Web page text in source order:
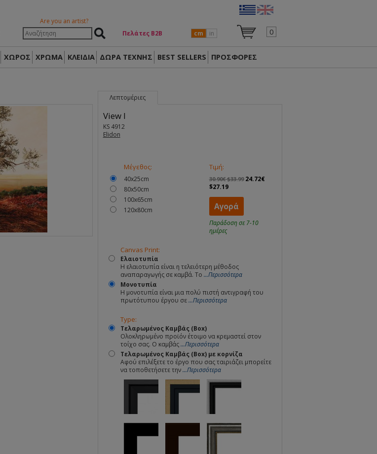
Are you an artist?
Πελάτες Β2Β
cm in 0
ΧΩΡΟΣ ΧΡΩΜΑ ΚΛΕΙΔΙΑ ΔΏΡΑ ΤΈΧΝΗΣ BEST SELLERS ΠΡΟΣΦΟΡΕΣ
Λεπτομέριες
View I
KS 4912
Elidon
Μέγεθος:
40x25cm
80x50cm
100x65cm
120x80cm
Τιμή:
30.90€ $33.99 24.72€
$27.19
Αγορά
Παράδοση σε 7-10
ημέρες
Canvas Print:
Ελαιοτυπία
Η ελαιοτυπία είναι η τελειότερη μέθοδος
αναπαραγωγής σε καμβά. Το ...Περισσότερα
Μονοτυπία
Η μονοτυπία είναι μια πολύ πιστή αντιγραφή του
πρωτότυπου έργου σε...Περισσότερα
Type:
Τελαρωμένος Καμβάς (Box)
Ολοκληρωμένο προϊόν έτοιμο να κρεμαστεί στον
τοίχο σας. Ο καμβάς...Περισσότερα
Τελαρωμένος Καμβάς (Box) με κορνίζα
Αφού επιλέξετε το έργο που σας ταιριάζει μπορείτε
να τοποθετήσετε την...Περισσότερα